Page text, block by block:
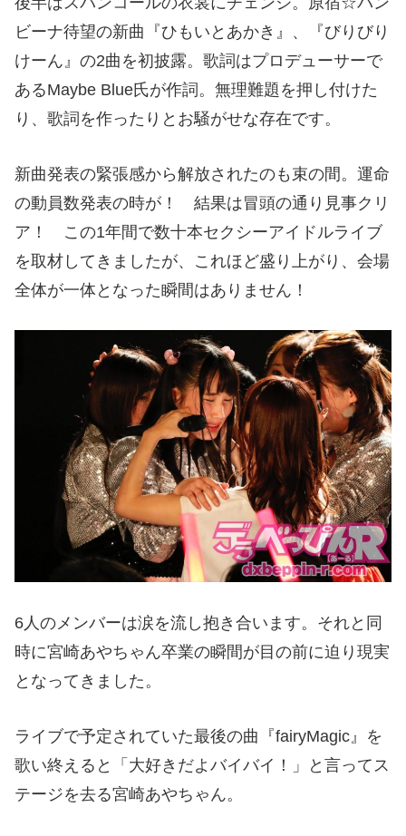
ビーナ待望の新曲『ひもいとあかき』、『びりびり
けーん』の2曲を初披露。歌詞はプロデューサーで
あるMaybe Blue氏が作詞。無理難題を押し付けた
り、歌詞を作ったりとお騒がせな存在です。
新曲発表の緊張感から解放されたのも束の間。運命
の動員数発表の時が！ 結果は冒頭の通り見事クリ
ア！ この1年間で数十本セクシーアイドルライブ
を取材してきましたが、これほど盛り上がり、会場
全体が一体となった瞬間はありません！
6人のメンバーは涙を流し抱き合います。それと同
時に宮崎あやちゃん卒業の瞬間が目の前に迫り現実
となってきました。
ライブで予定されていた最後の曲『fairyMagic』を
歌い終えると「大好きだよバイバイ！」と言ってス
テージを去る宮崎あやちゃん。